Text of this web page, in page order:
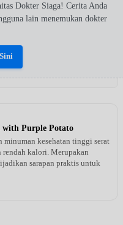
Dokter Siaga! Cerita Anda
lain menemukan dokter
Purple Potato
minuman kesehatan tinggi serat
kalori. Merupakan
sarapan praktis untuk